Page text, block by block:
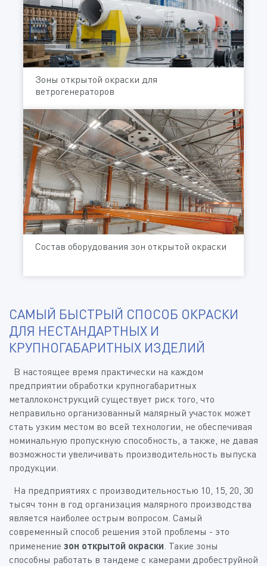
Зоны открытой окраски для
ветрогенераторов
Состав оборудования зон открытой окраски
САМЫЙ БЫСТРЫЙ СПОСОБ ОКРАСКИ
ДЛЯ НЕСТАНДАРТНЫХ И
КРУПНОГАБАРИТНЫХ ИЗДЕЛИЙ
В настоящее время практически на каждом
предприятии обработки крупногабаритных
металлоконструкций существует риск того, что
неправильно организованный малярный участок может
стать узким местом во всей технологии, не обеспечивая
номинальную пропускную способность, а также, не давая
возможности увеличивать производительность выпуска
продукции.
На предприятиях с производительностью 10, 15, 20, 30
тысяч тонн в год организация малярного производства
является наиболее острым вопросом. Самый
современный способ решения этой проблемы - это
применение зон открытой окраски . Такие зоны
способны работать в тандеме с камерами дробеструйной